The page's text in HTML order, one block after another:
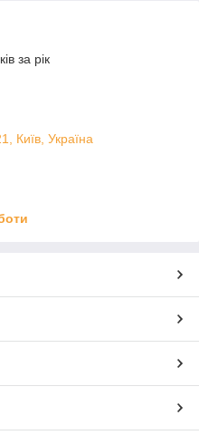
за рік
Київ, Україна